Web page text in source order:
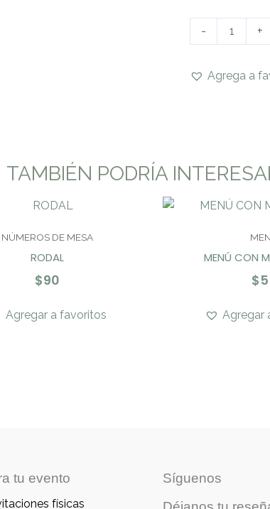
- +
Agrega a
TAMBIÉN PODRÍA
NÚMEROS DE MESA
RODAL
$90
Agregar a favoritos
MENÚ CON
$
Agregar
tu evento
físicas
Síguenos